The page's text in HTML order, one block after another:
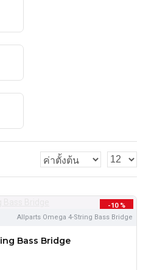
-10 %
Allparts Omega 4-String Bass Bridge
Bass Bridge